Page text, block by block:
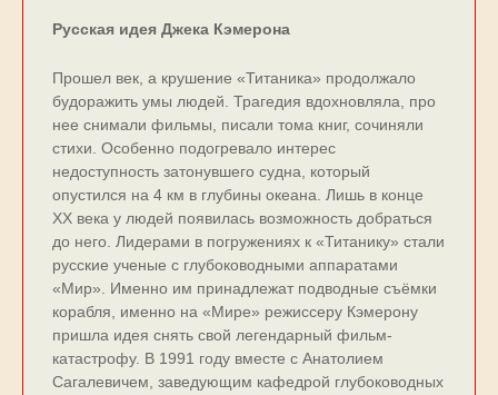
Русская идея Джека Кэмерона
Прошел век, а крушение «Титаника» продолжало
будоражить умы людей. Трагедия вдохновляла, про
нее снимали фильмы, писали тома книг, сочиняли
стихи. Особенно подогревало интерес
недоступность затонувшего судна, который
опустился на 4 км в глубины океана. Лишь в конце
XX века у людей появилась возможность добраться
до него. Лидерами в погружениях к «Титанику» стали
русские ученые с глубоководными аппаратами
«Мир». Именно им принадлежат подводные съёмки
корабля, именно на «Мире» режиссеру Кэмерону
пришла идея снять свой легендарный фильм-
катастрофу. В 1991 году вместе с Анатолием
Сагалевичем, заведующим кафедрой глубоководных